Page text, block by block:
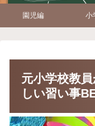
園児編 小
元小学校教
しい習い事